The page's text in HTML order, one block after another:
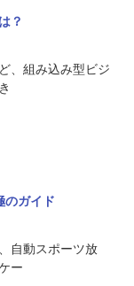
？
、組み込み型ビジ
のガイド
自動スポーツ放
ー